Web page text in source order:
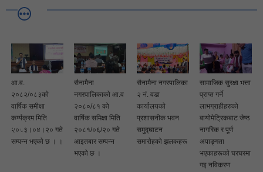
आ.व.
२०८२/०८३काे
वार्षिक समीक्षा
कार्यक्रम मिति
२०८३।०४।२० गते
सम्पन्न भएकाे छ । ।
सैनामैना
नगरपालिकाकाे आ.व
२०८०/८१ को
वार्षिक समिक्षा मिति
२०८१/०६/२० गते
आइतबार सम्पन्न
भएकाे छ ।
सैनामैना नगरपालिका
२ नं. वडा
कार्यालयकाे
प्रशासनीक भवन
समुद्घाटन
समाराेहकाे झलकहरू
सामाजिक सुरक्षा भत्ता
प्राप्त गर्ने
लाभग्राहीहरुको
बायोमेट्रिकबाट जेष्ठ
नागरिक र पूर्ण
अपाङ्गता
भएकाहरूकाे घरघरमा
गइ नविकरण